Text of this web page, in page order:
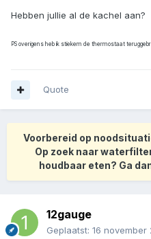
Hebben jullie al de kachel aan?
PS overigens heb ik stiekem de thermostaat
Quote
Voorbereid op
Op zoek naar
houdbaar eten? Ga
12gauge
Geplaatst: 16 november